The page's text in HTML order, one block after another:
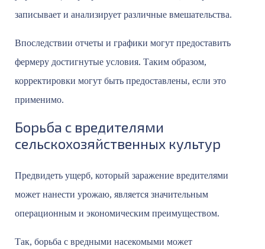
записывает и анализирует различные вмешательства.
Впоследствии отчеты и графики могут предоставить
фермеру достигнутые условия. Таким образом,
корректировки могут быть предоставлены, если это
применимо.
Борьба с вредителями
сельскохозяйственных культур
Предвидеть ущерб, который заражение вредителями
может нанести урожаю, является значительным
операционным и экономическим преимуществом.
Так, борьба с вредными насекомыми может